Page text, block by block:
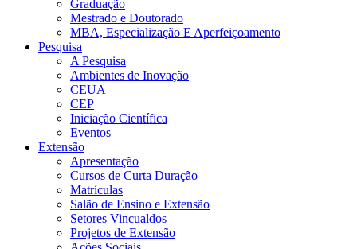
Graduação
Mestrado e Doutorado
MBA, Especialização E Aperfeiçoamento
Pesquisa
A Pesquisa
Ambientes de Inovação
CEUA
CEP
Iniciação Científica
Eventos
Extensão
Apresentação
Cursos de Curta Duração
Matrículas
Salão de Ensino e Extensão
Setores Vincualdos
Projetos de Extensão